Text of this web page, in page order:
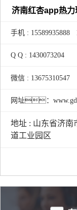
济南红杏app热力
手机 : 15589935888
Q Q : 1430073204
微信 : 13675310547
网址：
地址 : 山东省济南
道工业园区